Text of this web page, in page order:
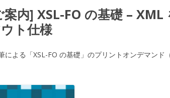
内] XSL-FO の基礎 – XML
ト仕様
による「XSL-FO の基礎」のプリントオンデマンド